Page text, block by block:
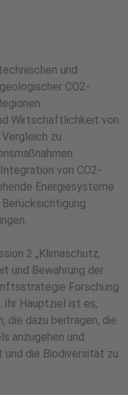
und
CO2-
Wirtschaftlichkeit von
zu
von CO2-
Energiesysteme
2 „Klimaschutz,
und Bewahrung der
Forschung
Ihr Hauptziel ist es,
die dazu beitragen, die
anzugehen und
und die Biodiversität zu